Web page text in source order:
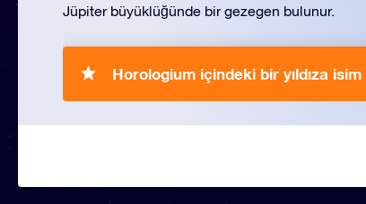
Jüpiter büyüklüğünde bir gezegen bulunur.
Horologium içindeki bir yıldıza